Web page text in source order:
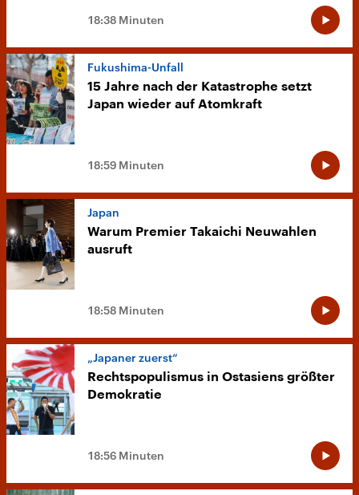
18:38 Minuten
Fukushima-Unfall
15 Jahre nach der Katastrophe setzt
Japan wieder auf Atomkraft
18:59 Minuten
Japan
Warum Premier Takaichi Neuwahlen
ausruft
18:58 Minuten
„Japaner zuerst“
Rechtspopulismus in Ostasiens größter
Demokratie
18:56 Minuten